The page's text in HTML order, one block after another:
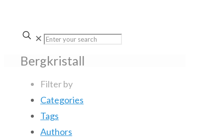
✕
Bergkristall
Filter by
Categories
Tags
Authors